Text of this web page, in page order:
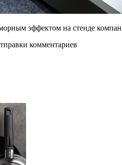
эффектом на стенде
комментариев